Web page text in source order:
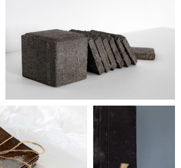
Политика
конфиденциальности
© ООО «Heritage Art
Interiors», 2024. Все права
защищены
государственных
праздников.
Стоимость билета — 350
рублей.
Для пенсионеров и лиц с
ограниченными
возможностями вход
свободный.